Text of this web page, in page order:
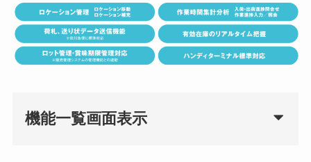
機能一覧画面表示